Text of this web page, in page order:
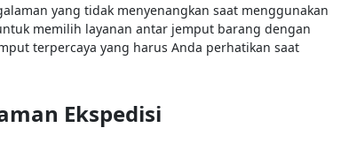
yang tidak menyenangkan saat menggunakan
memilih layanan antar jemput barang dengan
terpercaya yang harus Anda perhatikan saat
Ekspedisi